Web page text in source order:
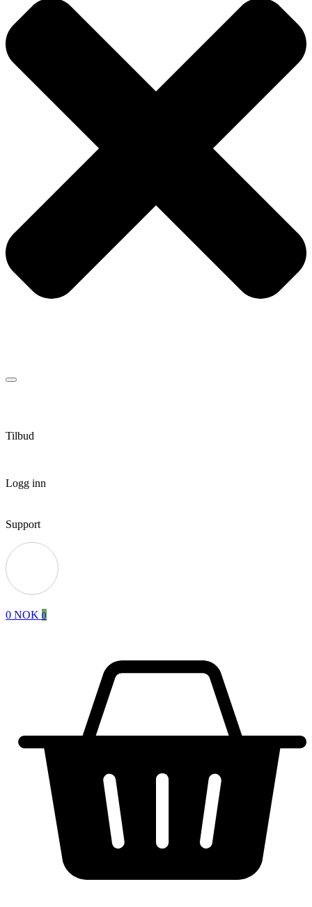
Tilbud
Logg inn
Support
0 NOK 0